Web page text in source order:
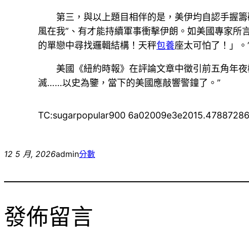
第三，與以上題目相伴的是，美伊均自認手握
風在我”、有才能持續軍事衝擊伊朗。如美國專家
的單戀中尋找邏輯結構！天秤包養座太可怕了！」。
美國《紐約時報》在評論文章中徵引前五角年
滅……以史為鑒，當下的美國應敲響警鐘了。”
TC:sugarpopular900 6a02009e3e2015.47887286
12 5 月, 2026admin分數
發佈留言